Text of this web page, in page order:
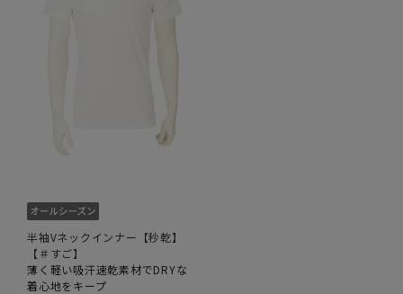
半袖Vネックインナー【秒乾】
【＃すご】
薄く軽い吸汗速乾素材でDRYな
着心地をキープ